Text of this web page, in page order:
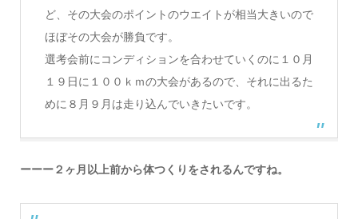
ど、その大会のポイントのウエイトが相当大きいので
ほぼその大会が勝負です。
選考会前にコンディションを合わせていくのに１０月
１９日に１００ｋｍの大会があるので、それに出るた
めに８月９月は走り込んでいきたいです。
ーーー２ヶ月以上前から体つくりをされるんですね。